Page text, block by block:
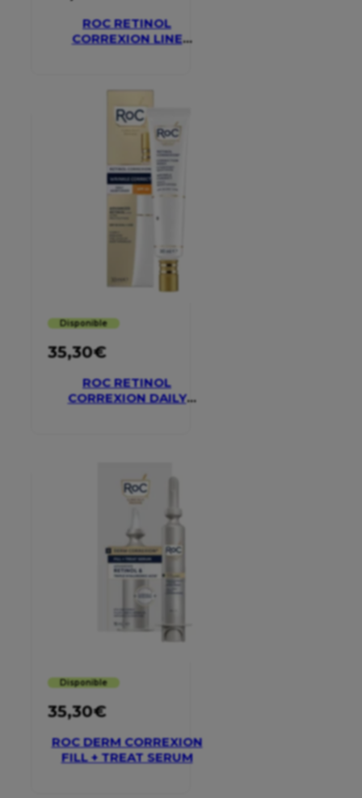
ROC RETINOL
CORREXION LINE
Disponible
35,30€
ROC RETINOL
CORREXION DAILY
Disponible
35,30€
ROC DERM CORREXION
FILL + TREAT SERUM